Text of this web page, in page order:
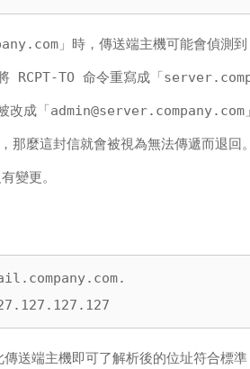
」時，傳送端主機可能會偵測到
RCPT-TO 命令重寫成「
改成「admin@server.company.com
麼這封信就會被視為無法傳遞而退回
變更。
送端主機即可了解析後的位址符合標準